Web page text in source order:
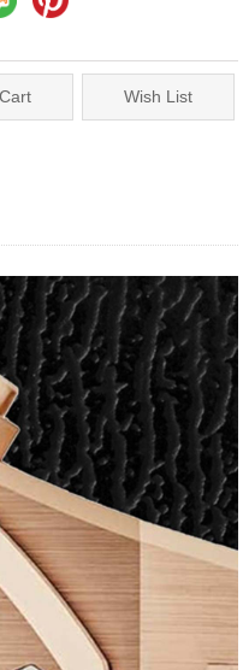
Wish List